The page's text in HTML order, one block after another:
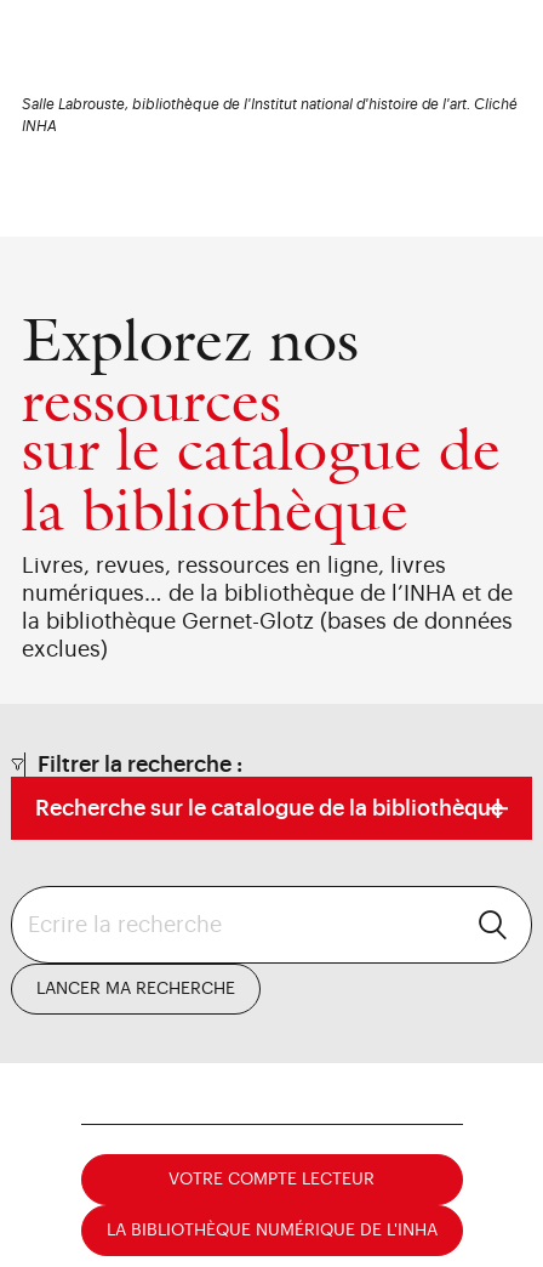
Salle Labrouste, bibliothèque de l'Institut national d'histoire de l'art. Cliché
INHA
Explorez nos
ressources
sur le catalogue de
la bibliothèque
Livres, revues, ressources en ligne, livres
numériques… de la bibliothèque de l’INHA et de
la bibliothèque Gernet-Glotz (bases de données
exclues)
recherchersur le catalogue de la
bibliothèque
sur Calames
recherchersur Agorha
Filtrer la recherche :
Recherche sur le catalogue de la bibliothèque
LANCER MA RECHERCHE
VOTRE COMPTE LECTEUR
LA BIBLIOTHÈQUE NUMÉRIQUE DE L'INHA